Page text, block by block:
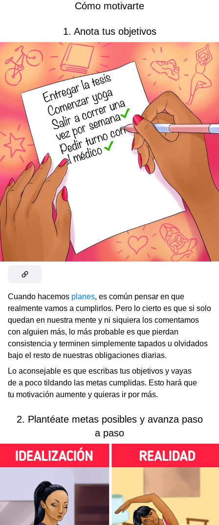
Cómo motivarte
1. Anota tus objetivos
Cuando hacemos planes, es común pensar en que
realmente vamos a cumplirlos. Pero lo cierto es que si solo
quedan en nuestra mente y ni siquiera los comentamos
con alguien más, lo más probable es que pierdan
consistencia y terminen simplemente tapados u olvidados
bajo el resto de nuestras obligaciones diarias.
Lo aconsejable es que escribas tus objetivos y vayas
de a poco tildando las metas cumplidas. Esto hará que
tu motivación aumente y quieras ir por más.
2. Plantéate metas posibles y avanza paso
a paso